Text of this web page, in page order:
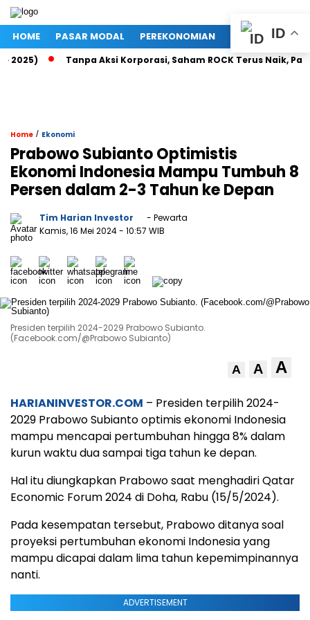
HOME PASAR MODAL PEREKONOMIAN NASIONAL
Tanpa Aksi Korporasi, Saham ROCK Terus Naik, Pasar
Home / Ekonomi
Prabowo Subianto Optimistis
Ekonomi Indonesia Mampu Tumbuh 8
Persen dalam 2-3 Tahun ke Depan
Tim Harian Investor
- Pewarta
Kamis, 16 Mei 2024- 10:57 WIB
Presiden terpilih 2024-2029 Prabowo Subianto.
(Facebook.com/@Prabowo Subianto)
A A A
HARIANINVESTOR.COM – Presiden terpilih 2024-
2029 Prabowo Subianto optimis ekonomi Indonesia
mampu mencapai pertumbuhan hingga 8% dalam
kurun waktu dua sampai tiga tahun ke depan.
Hal itu diungkapkan Prabowo saat menghadiri Qatar
Economic Forum 2024 di Doha, Rabu (15/5/2024).
Pada kesempatan tersebut, Prabowo ditanya soal
proyeksi pertumbuhan ekonomi Indonesia yang
mampu dicapai dalam lima tahun kepemimpinannya
nanti.
ADVERTISEMENT
ID